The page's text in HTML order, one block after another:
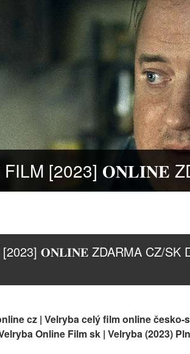
𝐎𝐍𝐋𝐈𝐍𝐄 ZDARMA CZ/SK
cz | Velryba celý film online
Online Film sk | Velryba (2023)